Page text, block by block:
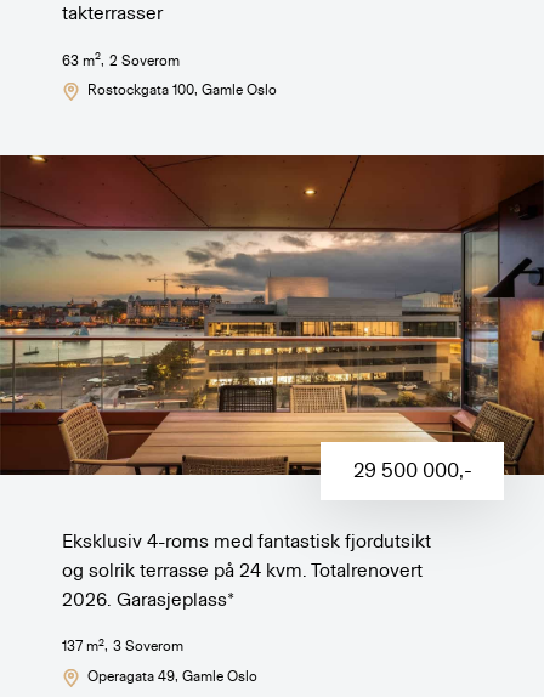
takterrasser
63 m2, 2 Soverom
Rostockgata 100, Gamle Oslo
29 500 000,-
Eksklusiv 4-roms med fantastisk fjordutsikt
og solrik terrasse på 24 kvm. Totalrenovert
2026. Garasjeplass*
137 m2, 3Soverom
Operagata 49, Gamle Oslo